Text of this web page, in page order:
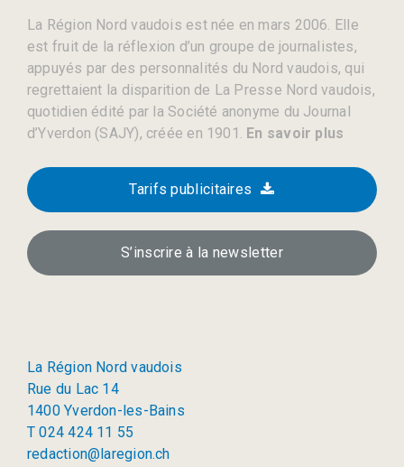
La Région Nord vaudois est née en mars 2006. Elle
est fruit de la réflexion d’un groupe de journalistes,
appuyés par des personnalités du Nord vaudois, qui
regrettaient la disparition de La Presse Nord vaudois,
quotidien édité par la Société anonyme du Journal
d’Yverdon (SAJY), créée en 1901. En savoir plus
Tarifs publicitaires
S’inscrire à la newsletter
La Région Nord vaudois
Rue du Lac 14
1400 Yverdon-les-Bains
T 024 424 11 55
redaction@laregion.ch